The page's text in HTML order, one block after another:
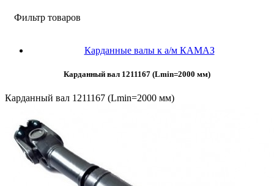
Фильтр товаров
Карданные валы к а/м КАМАЗ
Карданный вал 1211167 (Lmin=2000 мм)
Карданный вал 1211167 (Lmin=2000 мм)